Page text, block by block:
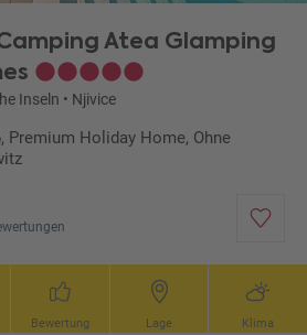
Atea Glamping
Inseln • Njivice
Premium Holiday Home, Ohne
Bewertung Lage Klima